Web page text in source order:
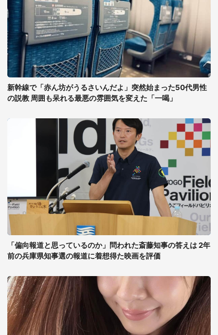
新幹線で「赤ん坊がうるさいんだよ」突然始まった50代男性
の説教 周囲も呆れる最悪の雰囲気を変えた「一喝」
「偏向報道と思っているのか」問われた斎藤知事の答えは 2年
前の兵庫県知事選の報道に着想得た映画を評価